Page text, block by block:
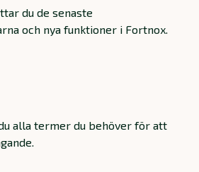
du de senaste
och nya funktioner i Fortnox.
alla termer du behöver för att